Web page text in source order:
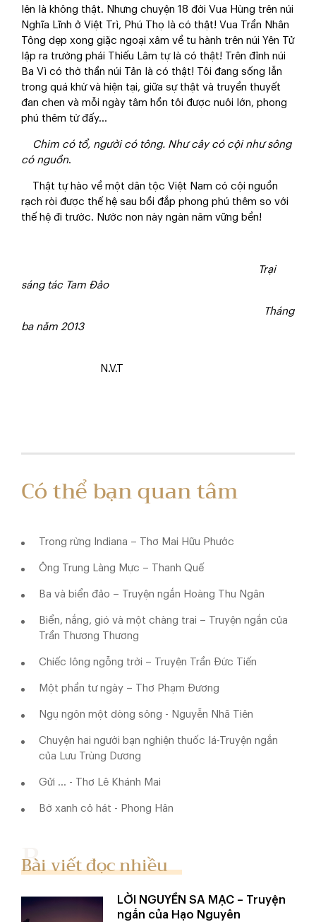
lên là không thật. Nhưng chuyện 18 đời Vua Hùng trên núi
Nghĩa Lĩnh ở Việt Trì, Phú Thọ là có thật! Vua Trần Nhân
Tông dẹp xong giặc ngoại xâm về tu hành trên núi Yên Tử
lập ra trường phái Thiếu Lâm tự là có thật! Trên đỉnh núi
Ba Vì có thờ thần núi Tản là có thật! Tôi đang sống lẫn
trong quá khứ và hiện tại, giữa sự thật và truyền thuyết
đan chen và mỗi ngày tâm hồn tôi được nuôi lớn, phong
phú thêm từ đấy…
Chim có tổ, người có tông. Như cây có cội như sông
có nguồn.
Thật tự hào về một dân tộc Việt Nam có cội nguồn
rạch ròi được thế hệ sau bồi đắp phong phú thêm so với
thế hệ đi trước. Nước non này ngàn năm vững bền!
Trại
sáng tác Tam Đảo
Tháng
ba năm 2013
N.V.T
Có thể bạn quan tâm
Trong rừng Indiana – Thơ Mai Hữu Phước
Ông Trung Làng Mực – Thanh Quế
Ba và biển đảo – Truyện ngắn Hoàng Thu Ngân
Biển, nắng, gió và một chàng trai – Truyện ngắn của
Trần Thương Thương
Chiếc lông ngỗng trời – Truyện Trần Đức Tiến
Một phần tư ngày – Thơ Phạm Đương
Ngụ ngôn một dòng sông - Nguyễn Nhã Tiên
Chuyện hai người bạn nghiện thuốc lá-Truyện ngắn
của Lưu Trùng Dương
Gửi ... - Thơ Lê Khánh Mai
Bờ xanh cỏ hát - Phong Hân
Bài viết đọc nhiều
LỜI NGUYỀN SA MẠC – Truyện
ngắn của Hạo Nguyên